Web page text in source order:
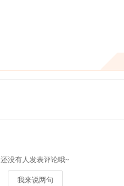
还没有人发表评论哦~
我来说两句